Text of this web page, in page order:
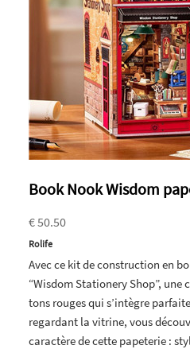
Book Nook Wisdom
€ 50.50
Rolife
Avec ce kit de construction en
“Wisdom Stationery Shop”, une
tons rouges qui s’intègre
regardant la vitrine, vous
caractère de cette papeterie :